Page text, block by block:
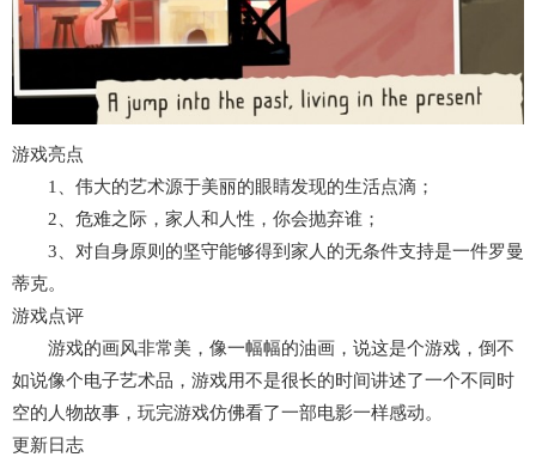
游戏亮点
1、伟大的艺术源于美丽的眼睛发现的生活点滴；
2、危难之际，家人和人性，你会抛弃谁；
3、对自身原则的坚守能够得到家人的无条件支持是一件罗曼
蒂克。
游戏点评
游戏的画风非常美，像一幅幅的油画，说这是个游戏，倒不
如说像个电子艺术品，游戏用不是很长的时间讲述了一个不同时
空的人物故事，玩完游戏仿佛看了一部电影一样感动。
更新日志